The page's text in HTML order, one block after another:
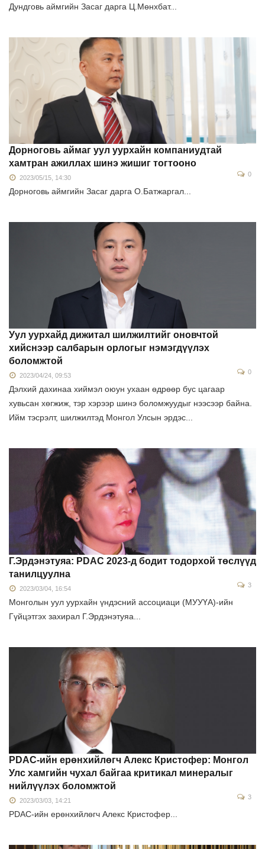
Дундговь аймгийн Засаг дарга Ц.Мөнхбат...
Дорноговь аймаг уул уурхайн компаниудтай
хамтран ажиллах шинэ жишиг тогтооно
2023/05/15, 14:30 0
Дорноговь аймгийн Засаг дарга О.Батжаргал...
Уул уурхайд дижитал шилжилтийг оновчтой
хийснээр салбарын орлогыг нэмэгдүүлэх
боломжтой
2023/04/24, 09:53 0
Дэлхий дахинаа хиймэл оюун ухаан өдрөөр бус цагаар
хувьсан хөгжиж, тэр хэрээр шинэ боломжуудыг нээсээр байна.
Ийм тэсрэлт, шилжилтэд Монгол Улсын эрдэс...
Г.Эрдэнэтуяа: PDAC 2023-д бодит тодорхой төслүүд
танилцуулна
2023/03/04, 16:54 3
Монголын уул уурхайн үндэсний ассоциаци (МУУҮА)-ийн
Гүйцэтгэх захирал Г.Эрдэнэтуяа...
PDAC-ийн ерөнхийлөгч Алекс Кристофер: Монгол
Улс хамгийн чухал байгаа критикал минералыг
нийлүүлэх боломжтой
2023/03/03, 14:21 3
PDAC-ийн ерөнхийлөгч Алекс Кристофер...